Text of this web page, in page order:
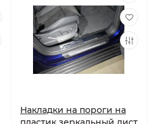
Накладки на пороги на